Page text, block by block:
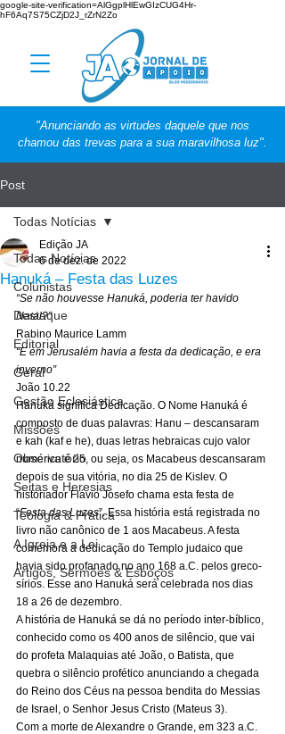
google-site-verification=AlGgplHlEwGIzCUG4Hr-
hF6Aq7S75CZjD2J_rZrN2Zo
"Anunciando as virtudes daquele que nos
chamou das trevas para a sua maravilhosa luz".
Post
Todas Notícias
Colunistas
Destaque
Editorial
Geral
Gestão Eclesiástica
Missões
Observatório
Seitas e Heresias
Teologia & Prática
A Igreja e a Lei
Artigos, Sermões & Esboços
Todas Notícias
Hanuká – Festa das Luzes
Edição JA
6 de dez. de 2022
“Se não houvesse Hanuká, poderia ter havido
Natal?”
Rabino Maurice Lamm
“E em Jerusalém havia a festa da dedicação, e era
inverno”
João 10.22
Hanuká significa Dedicação. O Nome Hanuká é
composto de duas palavras: Hanu – descansaram
e kah (kaf e he), duas letras hebraicas cujo valor
numérico é 25, ou seja, os Macabeus descansaram
depois de sua vitória, no dia 25 de Kislev. O
historiador Flávio Josefo chama esta festa de
“Festa das Luzes”. Essa história está registrada no
livro não canônico de 1 aos Macabeus. A festa
comemora a dedicação do Templo judaico que
havia sido profanado no ano 168 a.C. pelos greco-
sírios. Esse ano Hanuká será celebrada nos dias
18 a 26 de dezembro.
A história de Hanuká se dá no período inter-bíblico,
conhecido como os 400 anos de silêncio, que vai
do profeta Malaquias até João, o Batista, que
quebra o silêncio profético anunciando a chegada
do Reino dos Céus na pessoa bendita do Messias
de Israel, o Senhor Jesus Cristo (Mateus 3).
Com a morte de Alexandre o Grande, em 323 a.C.